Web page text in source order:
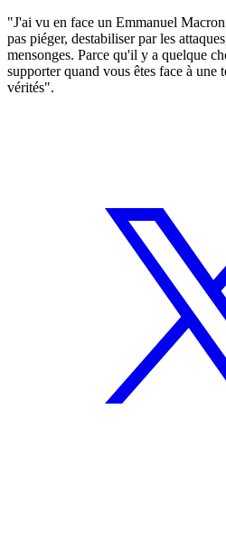
"J'ai vu en face un Emmanuel
pas piéger, destabiliser par les
mensonges. Parce qu'il y a quelque
supporter quand vous êtes face à une
vérités".